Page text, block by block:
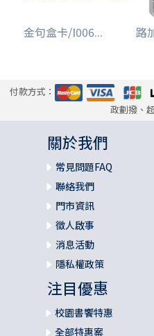
金句盒卡/I006... 路
付款方式：
政劃撥、
關於我們
常見問題FAQ
聯絡我們
門市資訊
徵人啟事
消息活動
隱私權政策
注目優惠
校園書饗特惠
全部特惠案